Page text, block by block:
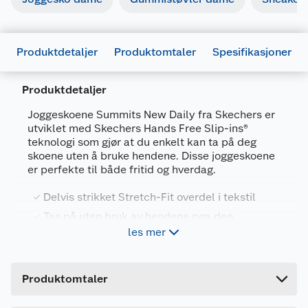
Produktdetaljer Produktomtaler Spesifikasjoner
Produktdetaljer
Joggeskoene Summits New Daily fra Skechers er
utviklet med Skechers Hands Free Slip-ins®
teknologi som gjør at du enkelt kan ta på deg
skoene uten å bruke hendene. Disse joggeskoene
er perfekte til både fritid og hverdag.
Delvis strikket Stretch-Fit overdel i tekstil
Tas på uten bruk av hendene pga den
spesialdesignede hælkappen
Kan maskinvaskes på maks 30 grader
les mer
Produktomtaler
Generelt
Artikkelnummer
198376301811
Leverandørens
artikkelnummer
150263 TPE
36
Størrelse
Farge
BEIGE